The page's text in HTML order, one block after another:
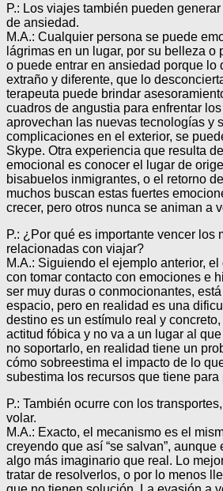
P.: Los viajes también pueden
de ansiedad.
M.A.: Cualquier persona se puede
lágrimas en un lugar, por su belleza o
o puede entrar en ansiedad porque lo
extraño y diferente, que lo
terapeuta puede brindar
cuadros de angustia para enfrentar
aprovechan las nuevas tecnologías y
complicaciones en el exterior, se
Skype. Otra experiencia que resulta
emocional es conocer el lugar de
bisabuelos inmigrantes, o el retorno
muchos buscan estas fuertes
crecer, pero otros nunca se animan a
P.: ¿Por qué es importante vencer los
relacionadas con viajar?
M.A.: Siguiendo el ejemplo anterior,
con tomar contacto con emociones e
ser muy duras o conmocionantes,
espacio, pero en realidad es una
destino es un estímulo real y
actitud fóbica y no va a un lugar al
no soportarlo, en realidad tiene un
cómo sobreestima el impacto de lo
subestima los recursos que tiene para
P.: También ocurre con los
volar.
M.A.: Exacto, el mecanismo es el
creyendo que así “se salvan”, aunque
algo más imaginario que real. Lo
tratar de resolverlos, o por lo menos